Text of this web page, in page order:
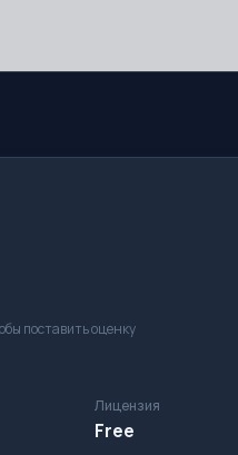
поставить оценку
Лицензия
Free